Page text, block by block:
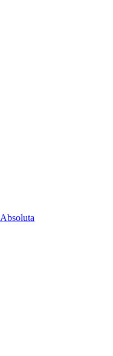
Absoluta